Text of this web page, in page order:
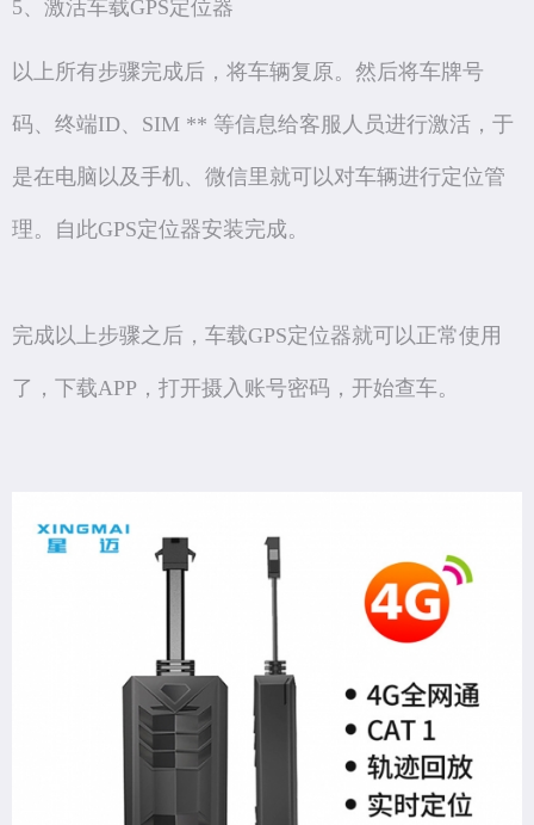
5、激活车载GPS定位器
以上所有步骤完成后，将车辆复原。然后将车牌号
码、终端ID、SIM ** 等信息给客服人员进行激活，于
是在电脑以及手机、微信里就可以对车辆进行定位管
理。自此GPS定位器安装完成。
完成以上步骤之后，车载GPS定位器就可以正常使用
了，下载APP，打开摄入账号密码，开始查车。